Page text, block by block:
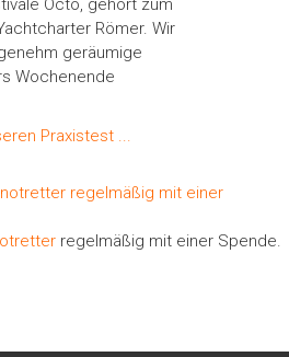
Römer. Wir
geräumige
Wochenende
Praxistest ...
regelmäßig mit einer Spende.